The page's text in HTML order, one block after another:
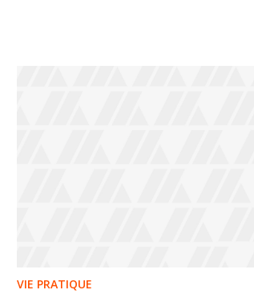
VIE PRATIQUE